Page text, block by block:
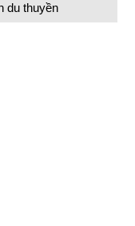
du thuyền